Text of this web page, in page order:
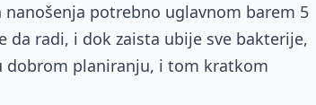
nanošenja potrebno uglavnom barem 5
da radi, i dok zaista ubije sve bakterije,
dobrom planiranju, i tom kratkom